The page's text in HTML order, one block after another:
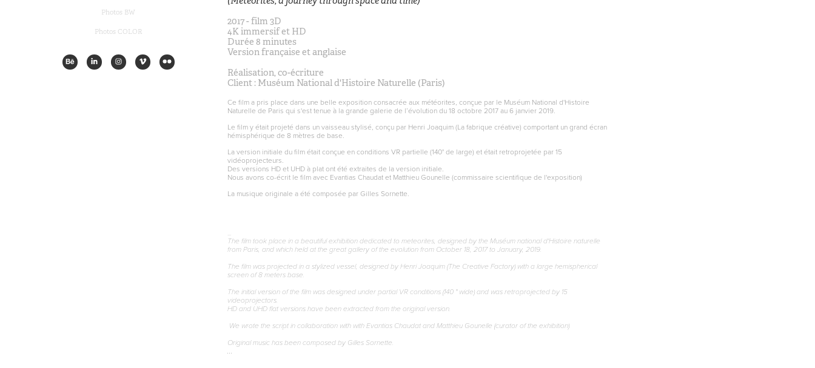
Photos BW
Photos COLOR
2017 - film 3D
4K immersif et HD
Durée 8 minutes
Version française et anglaise
Réalisation, co-écriture
Client : Muséum National d'Histoire Naturelle (Paris)
Ce film a pris place dans une belle exposition consacrée aux météorites, conçue par le Muséum National d'Histoire
Naturelle de Paris qui s'est tenue à la grande galerie de l’évolution du 18 octobre 2017 au 6 janvier 2019.
Le film y était projeté dans un vaisseau stylisé, conçu par Henri Joaquim (La fabrique créative) comportant un grand écran
hémisphérique de 8 mètres de base.
La version initiale du film était conçue en conditions VR partielle (140° de large) et était retroprojetée par 15
vidéoprojecteurs.
Des versions HD et UHD à plat ont été extraites de la version initiale.
Nous avons co-écrit le film avec Evantias Chaudat et Matthieu Gounelle (commissaire scientifique de l'exposition)
La musique originale a été composée par Gilles Sornette.
...
The film took place in a beautiful exhibition dedicated to meteorites, designed by the Muséum national d'Histoire naturelle
from Paris, and which held at the great gallery of the evolution from October 18, 2017 to January, 2019.
The film was projected in a stylized vessel, designed by Henri Joaquim (The Creative Factory) with a large hemispherical
screen of 8 meters base.
The initial version of the film was designed under partial VR conditions (140 ° wide) and was retroprojected by 15
videoprojectors.
HD and UHD flat versions have been extracted from the original version.
We wrote the script in collaboration with with Evantias Chaudat and Matthieu Gounelle (curator of the exhibition)
Original music has been composed by Gilles Sornette.
...